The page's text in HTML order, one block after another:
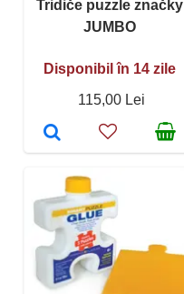
Tridiče puzzle značky
JUMBO
Disponibil în 14 zile
115,00 Lei